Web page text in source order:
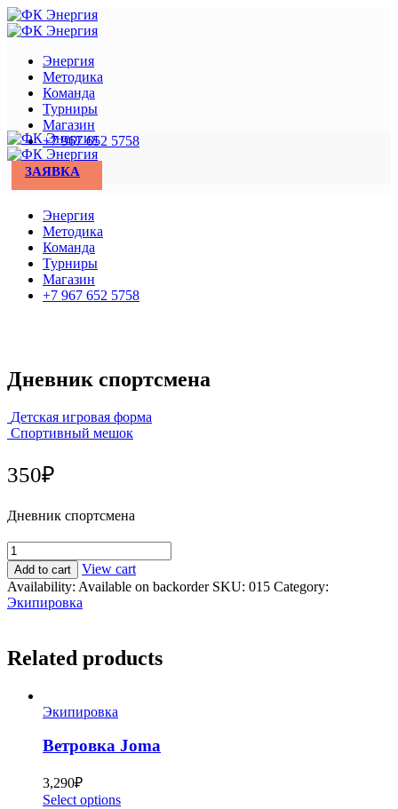
Энергия
Методика
Команда
Турниры
Магазин
+7 967 652 5758
ЗАЯВКА
Энергия
Методика
Команда
Турниры
Магазин
+7 967 652 5758
Дневник спортсмена
Детская игровая форма
Спортивный мешок
350₽
Дневник спортсмена
Add to cart
View cart
Availability: Available on backorder SKU: 015 Category:
Экипировка
Related products
Экипировка
Ветровка Joma
3,290₽
Select options